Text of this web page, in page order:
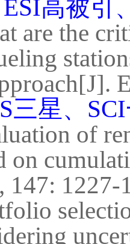
ESI高被引
are the
三星、 SCI
of
on
147: